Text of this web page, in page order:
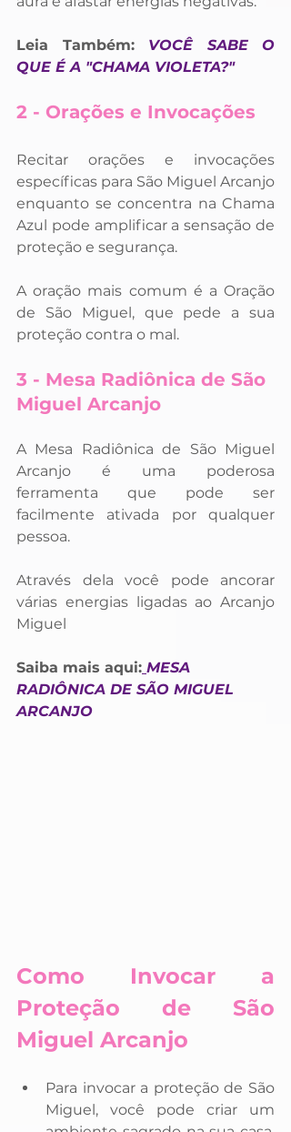
Leia Também: VOCÊ SABE O
QUE É A "CHAMA VIOLETA?"
2 - Orações e Invocações
Recitar orações e invocações
específicas para São Miguel Arcanjo
enquanto se concentra na Chama
Azul pode amplificar a sensação de
proteção e segurança.
A oração mais comum é a Oração
de São Miguel, que pede a sua
proteção contra o mal.
3 - Mesa Radiônica de São
Miguel Arcanjo
A Mesa Radiônica de São Miguel
Arcanjo é uma poderosa
ferramenta que pode ser
facilmente ativada por qualquer
pessoa.
Através dela você pode ancorar
várias energias ligadas ao Arcanjo
Miguel
Saiba mais aqui: MESA
RADIÔNICA DE SÃO MIGUEL
ARCANJO
Como Invocar a
Proteção de São
Miguel Arcanjo
Para invocar a proteção de São
Miguel, você pode criar um